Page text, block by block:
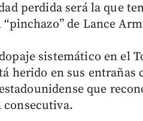
perdida será la que
de Lance
sistemático en el
herido en sus entrañas
que
consecutiva.